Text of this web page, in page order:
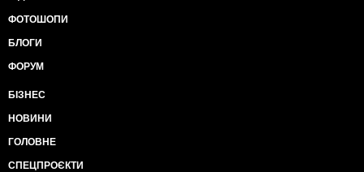
ФОТОШОПИ
БЛОГИ
ФОРУМ
БІЗНЕС
НОВИНИ
ГОЛОВНЕ
СПЕЦПРОЄКТИ